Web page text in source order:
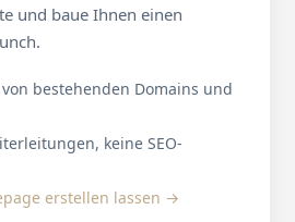
und baue Ihnen einen
bestehenden Domains und
keine SEO-
erstellen lassen →